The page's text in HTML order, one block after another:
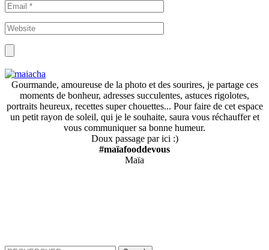
Gourmande, amoureuse de la photo et des sourires, je partage ces
moments de bonheur, adresses succulentes, astuces rigolotes,
portraits heureux, recettes super chouettes... Pour faire de cet espace
un petit rayon de soleil, qui je le souhaite, saura vous réchauffer et
vous communiquer sa bonne humeur.
Doux passage par ici :)
#maïafooddevous
Maïa